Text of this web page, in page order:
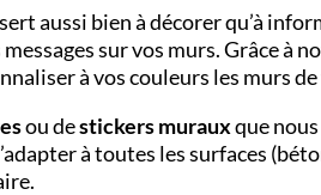
sert aussi bien à décorer qu’à
sur vos murs. Grâce à
à vos couleurs les murs
ou destickers murauxque
à toutes les surfaces